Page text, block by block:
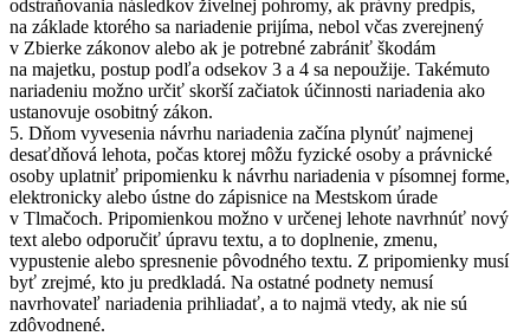
odstraňovania následkov živelnej pohromy, ak právny predpis,
na základe ktorého sa nariadenie prijíma, nebol včas zverejnený
v Zbierke zákonov alebo ak je potrebné zabrániť škodám
na majetku, postup podľa odsekov 3 a 4 sa nepoužije. Takémuto
nariadeniu možno určiť skorší začiatok účinnosti nariadenia ako
ustanovuje osobitný zákon.
5. Dňom vyvesenia návrhu nariadenia začína plynúť najmenej
desaťdňová lehota, počas ktorej môžu fyzické osoby a právnické
osoby uplatniť pripomienku k návrhu nariadenia v písomnej forme,
elektronicky alebo ústne do zápisnice na Mestskom úrade
v Tlmačoch. Pripomienkou možno v určenej lehote navrhnúť nový
text alebo odporučiť úpravu textu, a to doplnenie, zmenu,
vypustenie alebo spresnenie pôvodného textu. Z pripomienky musí
byť zrejmé, kto ju predkladá. Na ostatné podnety nemusí
navrhovateľ nariadenia prihliadať, a to najmä vtedy, ak nie sú
zdôvodnené.